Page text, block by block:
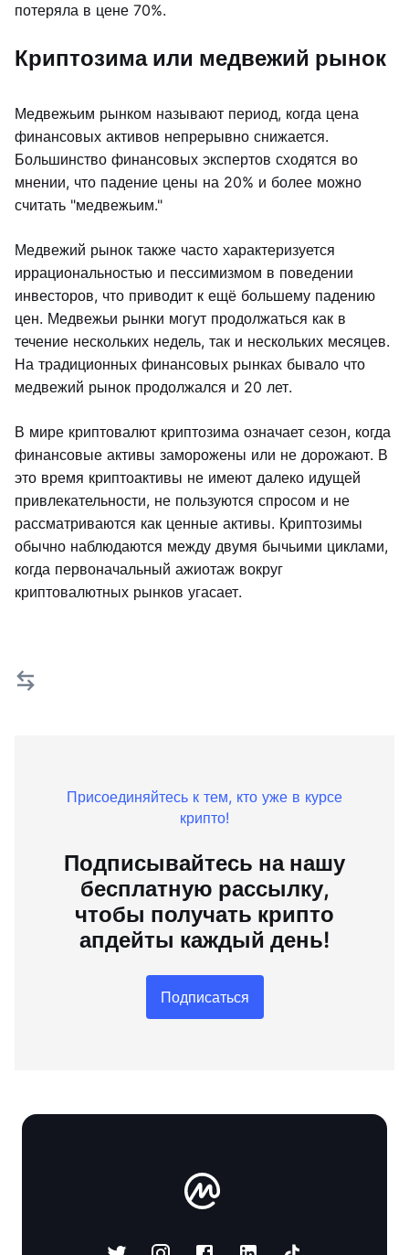
потеряла в цене 70%.
Криптозима или медвежий рынок
Медвежьим рынком называют период, когда цена
финансовых активов непрерывно снижается.
Большинство финансовых экспертов сходятся во
мнении, что падение цены на 20% и более можно
считать "медвежьим."
Медвежий рынок также часто характеризуется
иррациональностью и пессимизмом в поведении
инвесторов, что приводит к ещё большему падению
цен. Медвежьи рынки могут продолжаться как в
течение нескольких недель, так и нескольких месяцев.
На традиционных финансовых рынках бывало что
медвежий рынок продолжался и 20 лет.
В мире криптовалют криптозима означает сезон, когда
финансовые активы заморожены или не дорожают. В
это время криптоактивы не имеют далеко идущей
привлекательности, не пользуются спросом и не
рассматриваются как ценные активы. Криптозимы
обычно наблюдаются между двумя бычьими циклами,
когда первоначальный ажиотаж вокруг
криптовалютных рынков угасает.
Присоединяйтесь к тем, кто уже в курсе
крипто!
Подписывайтесь на нашу
бесплатную рассылку,
чтобы получать крипто
апдейты каждый день!
Подписаться